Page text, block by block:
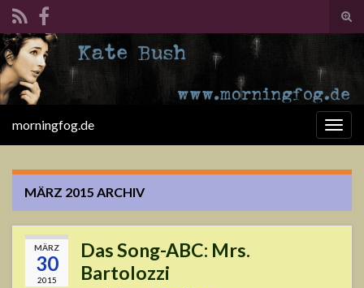
Search for:
morningfog.de
MÄRZ 2015 ARCHIV
MÄRZ
30
2015
Das Song-ABC: Mrs.
Bartolozzi